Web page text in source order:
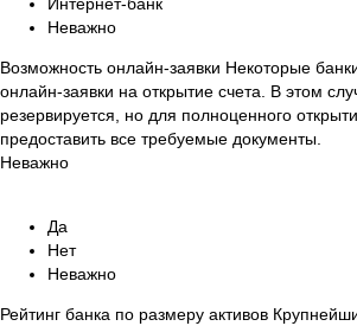
Неважно
Возможность онлайн-заявки Некоторые
онлайн-заявки на открытие счета. В этом
резервируется, но для полноценного
предоставить все требуемые документы.
Неважно
Да
Нет
Неважно
Рейтинг банка по размеру активов